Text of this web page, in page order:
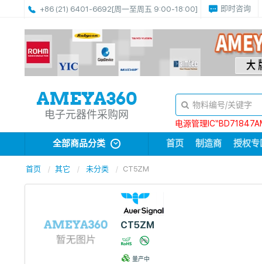
+86 (21) 6401-6692[周一至周五 9:00-18:00] 即时咨询
电子元器件采购网
电源管理
全部商品分类 首页 制造商 授权专
首页 其它 未分类 CT5ZM
CT5ZM
量产中